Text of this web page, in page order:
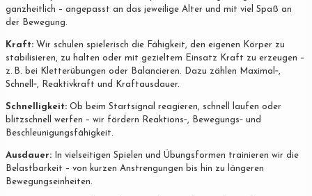
ganzheitlich – angepasst an das jeweilige Alter und mit viel Spaß an
der Bewegung.
Kraft: Wir schulen spielerisch die Fähigkeit, den eigenen Körper zu
stabilisieren, zu halten oder mit gezieltem Einsatz Kraft zu erzeugen –
z. B. bei Kletterübungen oder Balancieren. Dazu zählen Maximal‐,
Schnell‐, Reaktivkraft und Kraftausdauer.
Schnelligkeit: Ob beim Startsignal reagieren, schnell laufen oder
blitzschnell werfen – wir fördern Reaktions‐, Bewegungs‐ und
Beschleunigungsfähigkeit.
Ausdauer: In vielseitigen Spielen und Übungsformen trainieren wir die
Belastbarkeit – von kurzen Anstrengungen bis hin zu längeren
Bewegungseinheiten.